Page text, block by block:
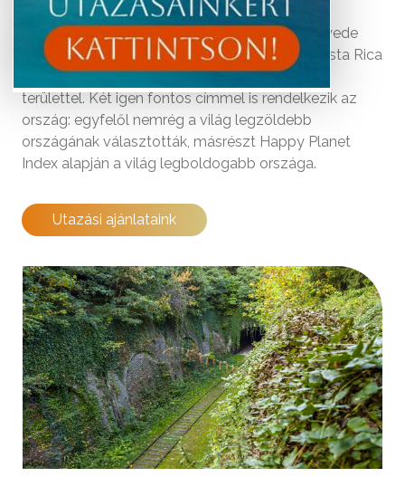
mégis számos dologban élen jár. Amire rögtön
büszkék is lehetnek, hogy területének egynegyede
nemzeti park, ezzel méretéhez viszonyítva Costa Rica
rendelkezik a világon a legnagyobb védett
területtel. Két igen fontos címmel is rendelkezik az
ország: egyfelől nemrég a világ legzöldebb
országának választották, másrészt Happy Planet
Index alapján a világ legboldogabb országa.
Utazási ajánlataink